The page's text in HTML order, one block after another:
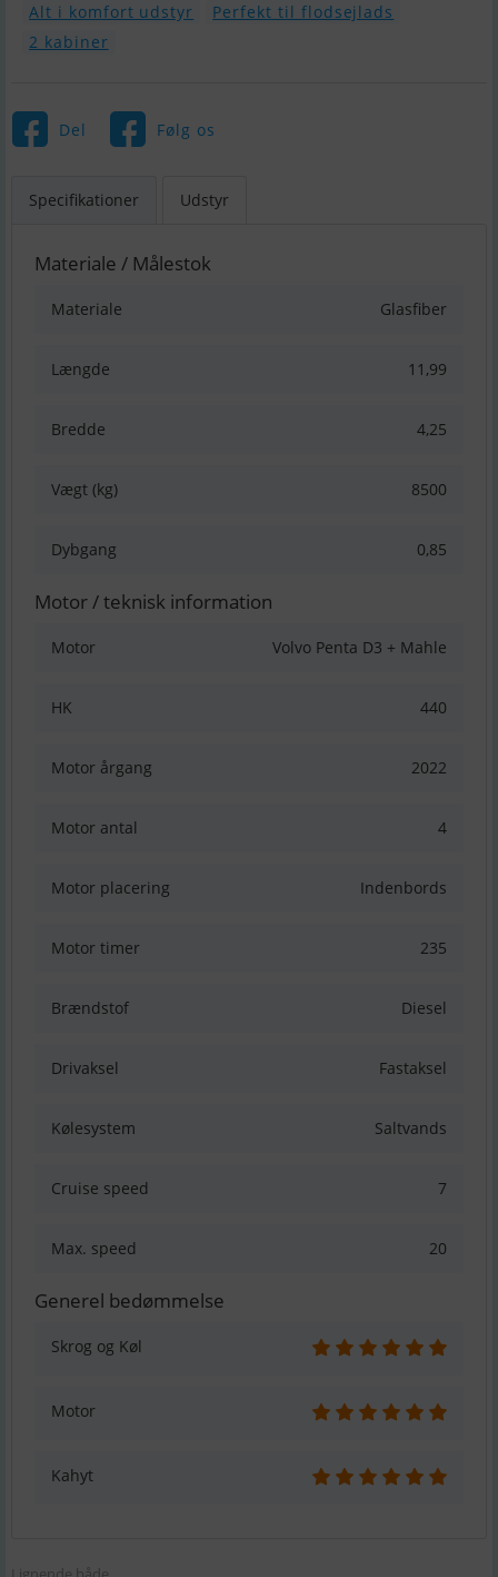
Alt i komfort udstyr
Perfekt til flodsejlads
2 kabiner
Del Følg os
Specifikationer Udstyr
Materiale / Målestok
Materiale Glasfiber
Længde 11,99
Bredde 4,25
Vægt (kg) 8500
Dybgang 0,85
Motor / teknisk information
Motor Volvo Penta D3 + Mahle
HK 440
Motor årgang 2022
Motor antal 4
Motor placering Indenbords
Motor timer 235
Brændstof Diesel
Drivaksel Fastaksel
Kølesystem Saltvands
Cruise speed 7
Max. speed 20
Generel bedømmelse
Skrog og Køl
Motor
Kahyt